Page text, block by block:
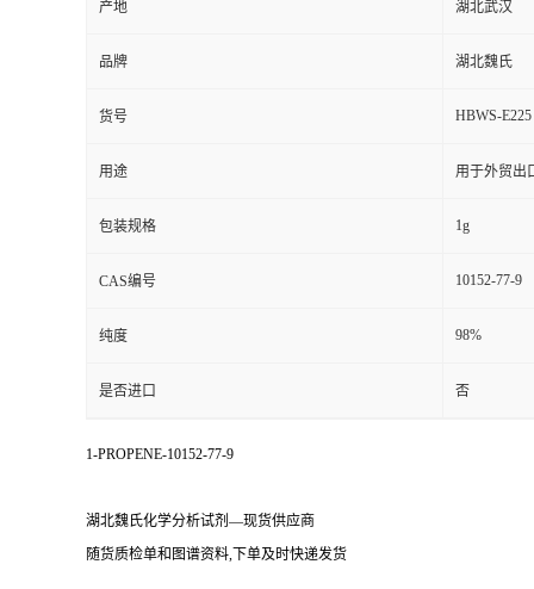
产地 湖北武汉
品牌 湖北魏氏
货号 HBWS-E225
用途 用于外贸出
包装规格 1g
CAS编号 10152-77-9
纯度 98%
是否进口 否
1-PROPENE-10152-77-9
湖北魏氏化学分析试剂—现货供应商
随货质检单和图谱资料,下单及时快递发货